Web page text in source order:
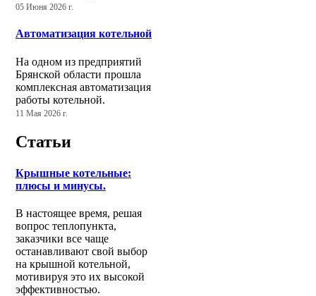
05 Июня 2026 г.
Автоматизация котельной
На одном из предприятий
Брянской области прошла
комплексная автоматизация
работы котельной.
11 Мая 2026 г.
Статьи
Крышные котельные:
плюсы и минусы.
В настоящее время, решая
вопрос теплопункта,
заказчики все чаще
останавливают свой выбор
на крышной котельной,
мотивируя это их высокой
эффективностью.